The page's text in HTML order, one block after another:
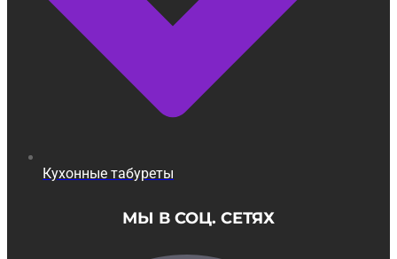
Кухонные табуреты
МЫ В СОЦ. СЕТЯХ